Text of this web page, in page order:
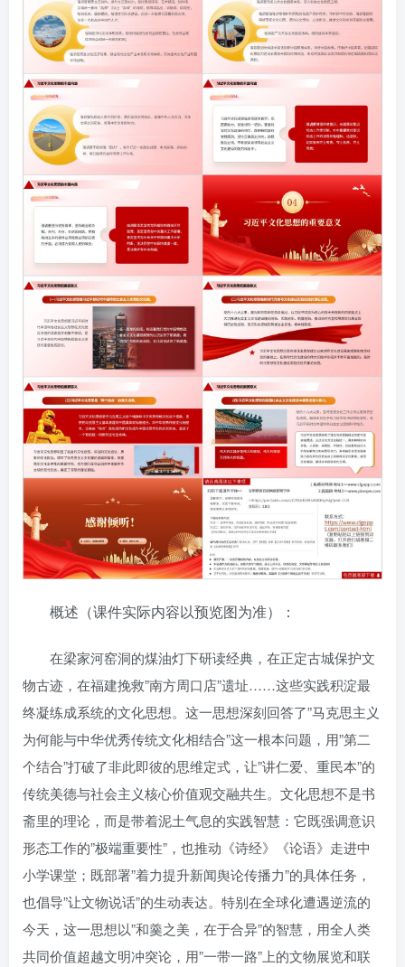
概述（课件实际内容以预览图为准）：
在梁家河窑洞的煤油灯下研读经典，在正定古城保护文
物古迹，在福建挽救”南方周口店”遗址……这些实践积淀最
终凝练成系统的文化思想。这一思想深刻回答了”马克思主义
为何能与中华优秀传统文化相结合”这一根本问题，用”第二
个结合”打破了非此即彼的思维定式，让”讲仁爱、重民本”的
传统美德与社会主义核心价值观交融共生。文化思想不是书
斋里的理论，而是带着泥土气息的实践智慧：它既强调意识
形态工作的”极端重要性”，也推动《诗经》《论语》走进中
小学课堂；既部署”着力提升新闻舆论传播力”的具体任务，
也倡导”让文物说话”的生动表达。特别在全球化遭遇逆流的
今天，这一思想以”和羹之美，在于合异”的智慧，用全人类
共同价值超越文明冲突论，用”一带一路”上的文物展览和联